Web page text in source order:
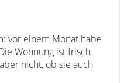
vor einem Monat habe
Wohnung ist frisch
nicht, ob sie auch